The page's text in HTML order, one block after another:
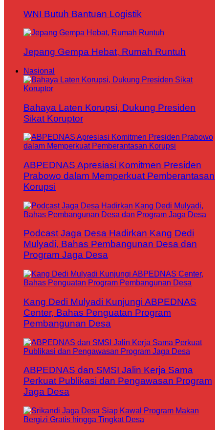
WNI Butuh Bantuan Logistik
Jepang Gempa Hebat, Rumah Runtuh
Nasional
Bahaya Laten Korupsi, Dukung Presiden
Sikat Koruptor
ABPEDNAS Apresiasi Komitmen Presiden
Prabowo dalam Memperkuat Pemberantasan
Korupsi
Podcast Jaga Desa Hadirkan Kang Dedi
Mulyadi, Bahas Pembangunan Desa dan
Program Jaga Desa
Kang Dedi Mulyadi Kunjungi ABPEDNAS
Center, Bahas Penguatan Program
Pembangunan Desa
ABPEDNAS dan SMSI Jalin Kerja Sama
Perkuat Publikasi dan Pengawasan Program
Jaga Desa